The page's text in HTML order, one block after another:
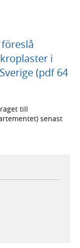
i
(pdf 64
till
senast
webbplats,
webbplats,